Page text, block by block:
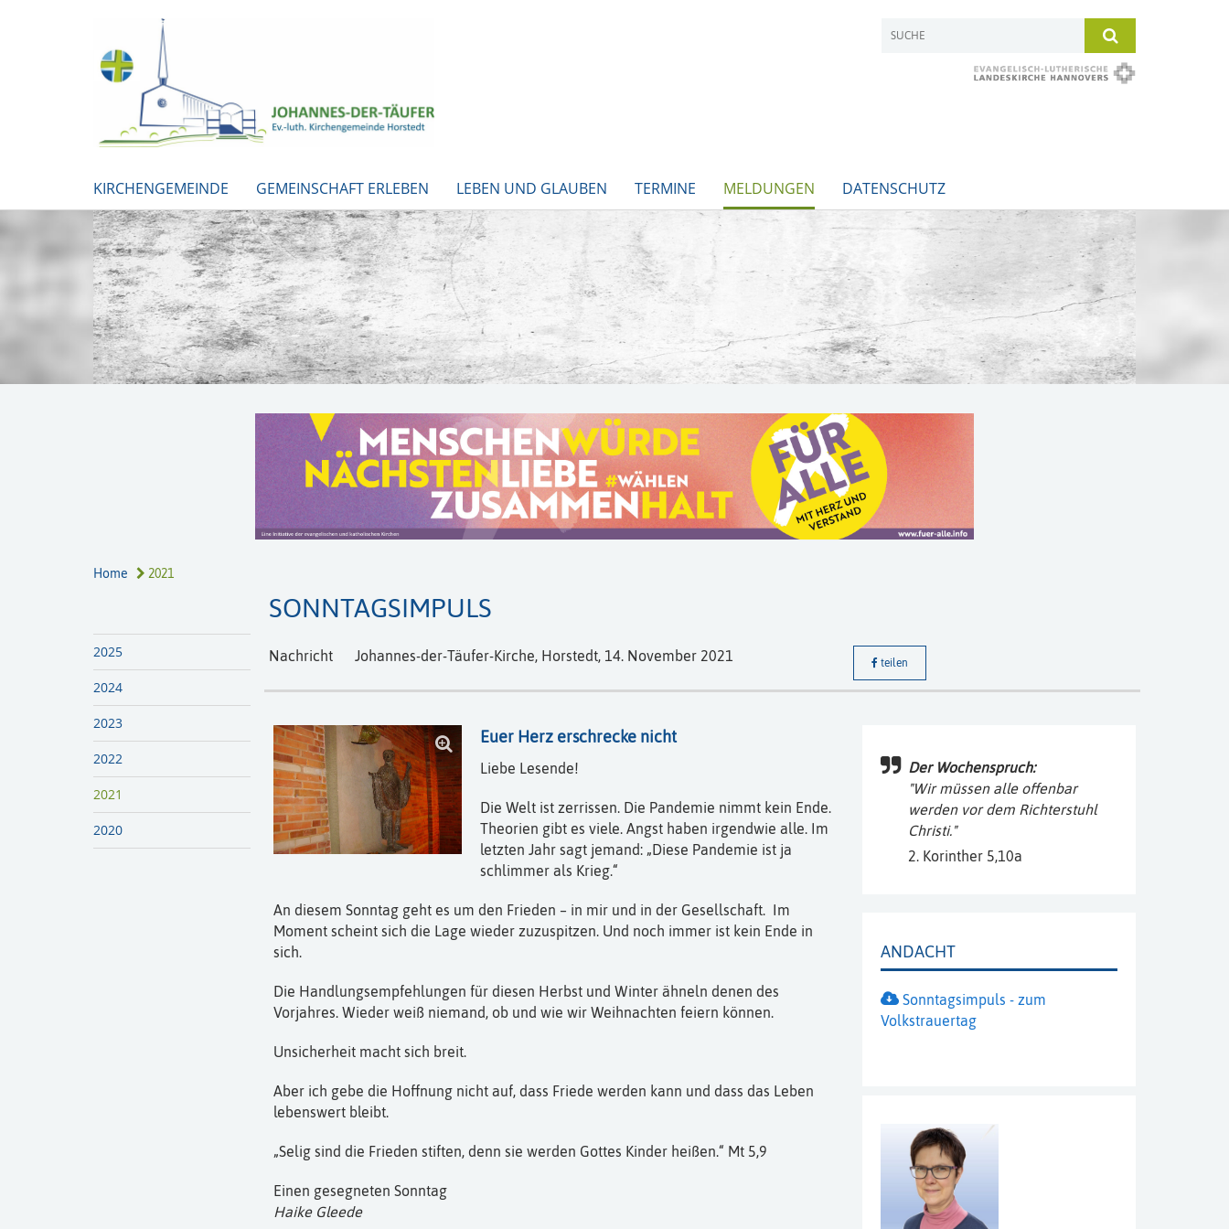
KIRCHENGEMEINDE GEMEINSCHAFT ERLEBEN LEBEN UND GLAUBEN TERMINE MELDUNGEN DATENSCHUTZ
Home 2021
2025
2024
2023
2022
2021
2020
SONNTAGSIMPULS
Nachricht Johannes-der-Täufer-Kirche, Horstedt, 14. November 2021 teilen
Euer Herz erschrecke nicht
Liebe Lesende!
Die Welt ist zerrissen. Die Pandemie nimmt kein Ende.
Theorien gibt es viele. Angst haben irgendwie alle. Im
letzten Jahr sagt jemand: „Diese Pandemie ist ja
schlimmer als Krieg.“
An diesem Sonntag geht es um den Frieden – in mir und in der Gesellschaft. Im
Moment scheint sich die Lage wieder zuzuspitzen. Und noch immer ist kein Ende in
sich.
Die Handlungsempfehlungen für diesen Herbst und Winter ähneln denen des
Vorjahres. Wieder weiß niemand, ob und wie wir Weihnachten feiern können.
Unsicherheit macht sich breit.
Aber ich gebe die Hoffnung nicht auf, dass Friede werden kann und dass das Leben
lebenswert bleibt.
„Selig sind die Frieden stiften, denn sie werden Gottes Kinder heißen.“ Mt 5,9
Einen gesegneten Sonntag
Haike Gleede
Der Wochenspruch:
"Wir müssen alle offenbar
werden vor dem Richterstuhl
Christi."
​2. Korinther 5,10a
ANDACHT
Sonntagsimpuls - zum
Volkstrauertag